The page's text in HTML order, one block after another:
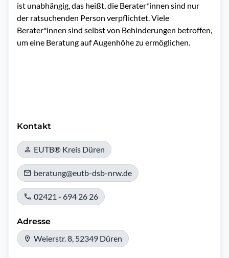
ist unabhängig, das heißt, die Berater*innen sind nur
der ratsuchenden Person verpflichtet. Viele
Berater*innen sind selbst von Behinderungen betroffen,
um eine Beratung auf Augenhöhe zu ermöglichen.
Kontakt
EUTB® Kreis Düren
beratung@eutb-dsb-nrw.de
02421 - 694 26 26
Adresse
Weierstr. 8, 52349 Düren